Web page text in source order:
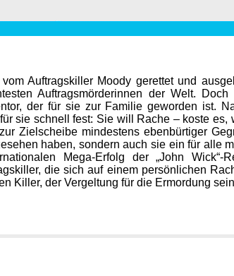
Auftragskiller Moody gerettet und
Auftragsmörderinnen der Welt.
der für sie zur Familie geworden ist.
sie schnell fest: Sie will Rache – koste es,
Zielscheibe mindestens ebenbürtiger
haben, sondern auch sie ein für alle
Mega-Erfolg der „John
die sich auf einem persönlichen
Killer, der Vergeltung für die Ermordung